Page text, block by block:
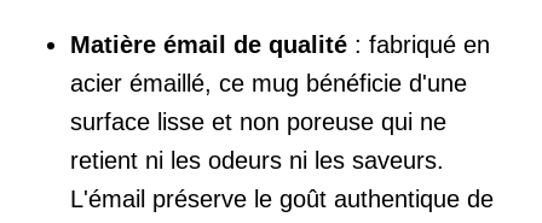
Matière émail de qualité : fabriqué en
acier émaillé, ce mug bénéficie d'une
surface lisse et non poreuse qui ne
retient ni les odeurs ni les saveurs.
L'émail préserve le goût authentique de